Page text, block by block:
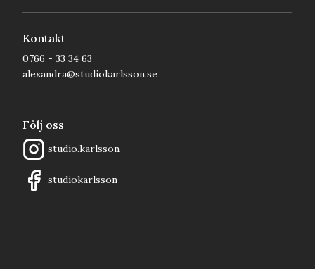
Kontakt
0766 - 33 34 63
alexandra@studiokarlsson.se
Följ oss
studio.karlsson
studiokarlsson